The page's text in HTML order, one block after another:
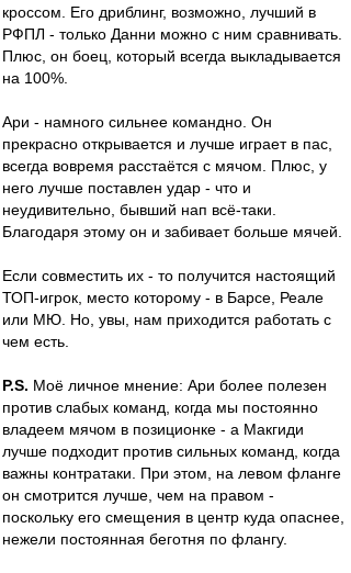
кроссом. Его дриблинг, возможно, лучший в
РФПЛ - только Данни можно с ним сравнивать.
Плюс, он боец, который всегда выкладывается
на 100%.
Ари - намного сильнее командно. Он
прекрасно открывается и лучше играет в пас,
всегда вовремя расстаётся с мячом. Плюс, у
него лучше поставлен удар - что и
неудивительно, бывший нап всё-таки.
Благодаря этому он и забивает больше мячей.
Если совместить их - то получится настоящий
ТОП-игрок, место которому - в Барсе, Реале
или МЮ. Но, увы, нам приходится работать с
чем есть.
P.S. Моё личное мнение: Ари более полезен
против слабых команд, когда мы постоянно
владеем мячом в позиционке - а Макгиди
лучше подходит против сильных команд, когда
важны контратаки. При этом, на левом фланге
он смотрится лучше, чем на правом -
поскольку его смещения в центр куда опаснее,
нежели постоянная беготня по флангу.